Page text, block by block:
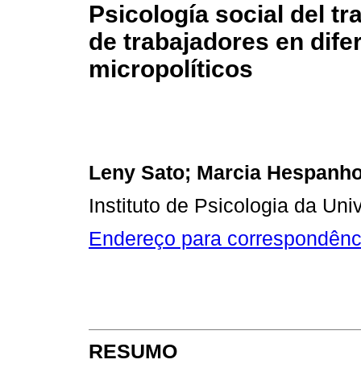
Psicología social del
de trabajadores en
micropolíticos
Leny Sato; Marcia
Instituto de Psicologia da
Endereço para
RESUMO